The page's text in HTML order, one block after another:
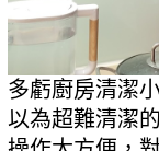
多虧廚房清潔
以為超難清潔